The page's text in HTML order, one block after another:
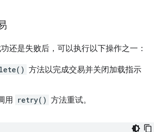
还是失败后，可以执行以下操作之一：
方法以完成交易并关闭加载指示
用 retry() 方法重试。